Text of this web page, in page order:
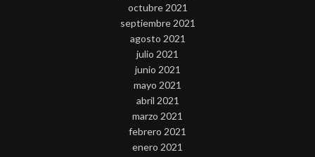
octubre 2021
septiembre 2021
agosto 2021
julio 2021
junio 2021
mayo 2021
abril 2021
marzo 2021
febrero 2021
enero 2021